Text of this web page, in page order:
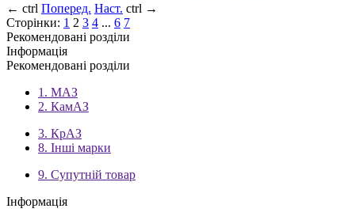
← ctrl Поперед. Наст. ctrl →
Сторінки: 1 2 3 4 ... 6 7
Рекомендовані розділи
Інформація
Рекомендовані розділи
1. МАЗ
2. КамАЗ
3. КрАЗ
8. Інші марки
9. Супутній товар
Інформація